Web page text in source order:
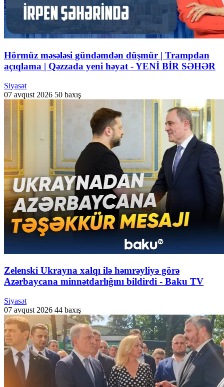
Hörmüz məsələsi gündəmdən düşmür | Trampdan
açıqlama | Qəzzada yeni həyat - YENİ BİR SƏHƏR
Siyasət
07 avqust 2026 50 baxış
Zelenski Ukrayna xalqı ilə həmrəyliyə görə
Azərbaycana minnətdarlığını bildirdi - Baku TV
Siyasət
07 avqust 2026 44 baxış